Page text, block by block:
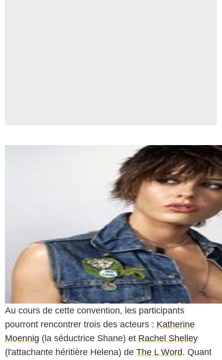
Au cours de cette convention, les participants
pourront rencontrer trois des acteurs : Katherine
Moennig (la séductrice Shane) et Rachel Shelley
(l'attachante héritière Helena) de The L Word. Quant